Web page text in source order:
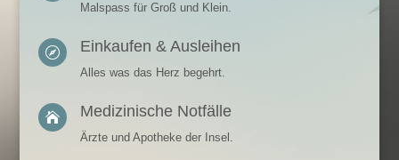
Malspass für Groß und Klein.
 Einkaufen & Ausleihen
Alles was das Herz begehrt.
 Medizinische Notfälle
Ärzte und Apotheke der Insel.